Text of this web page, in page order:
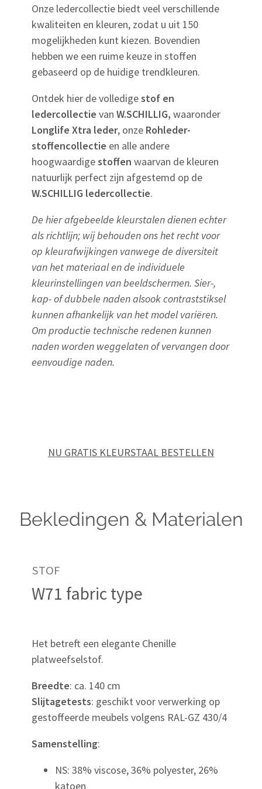
Onze ledercollectie biedt veel verschillende
kwaliteiten en kleuren, zodat u uit 150
mogelijkheden kunt kiezen. Bovendien
hebben we een ruime keuze in stoffen
gebaseerd op de huidige trendkleuren.
Ontdek hier de volledigestof en
ledercollectie van W.SCHILLIG, waaronder
Longlife Xtra leder, onze Rohleder-
stoffencollectie en alle andere
hoogwaardigestoffen waarvan de kleuren
natuurlijk perfect zijn afgestemd op de
W.SCHILLIG ledercollectie.
De hier afgebeelde kleurstalen dienen echter
als richtlijn; wij behouden ons het recht voor
op kleurafwijkingen vanwege de diversiteit
van het materiaal en de individuele
kleurinstellingen van beeldschermen. Sier-,
kap- of dubbele naden alsook contraststiksel
kunnen afhankelijk van het model variëren.
Om productie technische redenen kunnen
naden worden weggelaten of vervangen door
eenvoudige naden.
NU GRATIS KLEURSTAAL BESTELLEN
Bekledingen & Materialen
STOF
W71 fabric type
Het betreft een elegante Chenille
platweefselstof.
Breedte: ca. 140 cm
Slijtagetests: geschikt voor verwerking op
gestoffeerde meubels volgens RAL-GZ 430/4
Samenstelling:
NS: 38% viscose, 36% polyester, 26%
katoen